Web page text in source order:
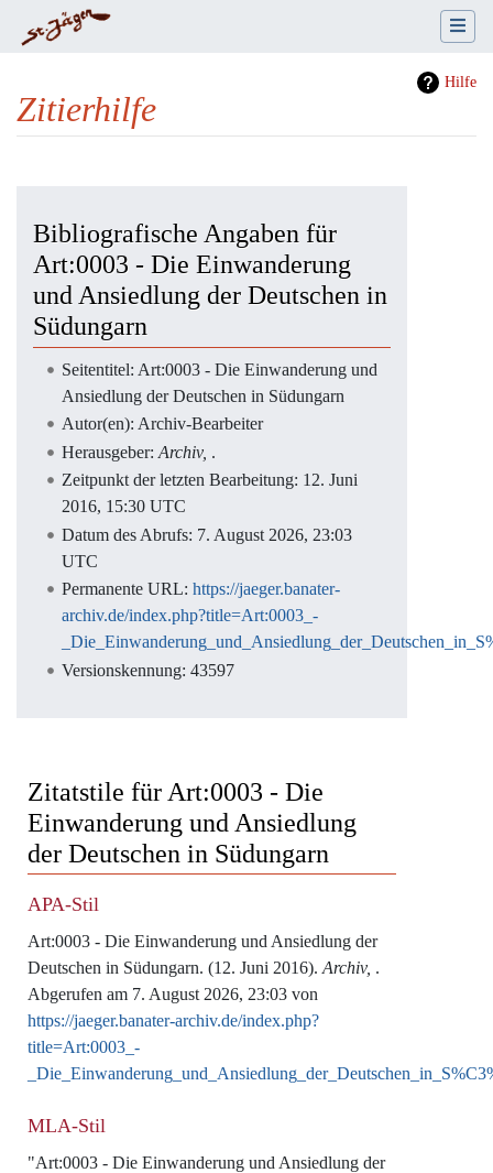
Hilfe
Zitierhilfe
Bibliografische Angaben für
Art:0003 - Die Einwanderung
und Ansiedlung der Deutschen in
Südungarn
Seitentitel: Art:0003 - Die Einwanderung und
Ansiedlung der Deutschen in Südungarn
Autor(en): Archiv-Bearbeiter
Herausgeber: Archiv, .
Zeitpunkt der letzten Bearbeitung: 12. Juni
2016, 15:30 UTC
Datum des Abrufs: 7. August 2026, 23:03
UTC
Permanente URL: https://jaeger.banater-
archiv.de/index.php?title=Art:0003_-
Versionskennung: 43597
Zitatstile für Art:0003 - Die
Einwanderung und Ansiedlung
der Deutschen in Südungarn
APA-Stil
Art:0003 - Die Einwanderung und Ansiedlung der
Deutschen in Südungarn. (12. Juni 2016). Archiv, .
Abgerufen am 7. August 2026, 23:03 von
https://jaeger.banater-archiv.de/index.php?
title=Art:0003_-
MLA-Stil
"Art:0003 - Die Einwanderung und Ansiedlung der